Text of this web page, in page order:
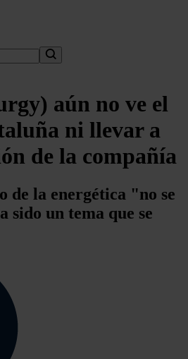
aún no ve el
ni llevar a
de la compañía
de la energética "no se
sido un tema que se